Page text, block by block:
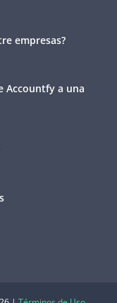
empresas?
Accountfy a una